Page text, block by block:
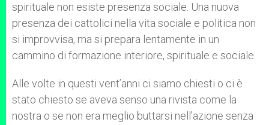
spirituale non esiste presenza sociale. Una nuova
presenza dei cattolici nella vita sociale e politica non
si improvvisa, ma si prepara lentamente in un
cammino di formazione interiore, spirituale e sociale.
Alle volte in questi vent’anni ci siamo chiesti o ci è
stato chiesto se aveva senso una rivista come la
nostra o se non era meglio buttarsi nell’azione senza